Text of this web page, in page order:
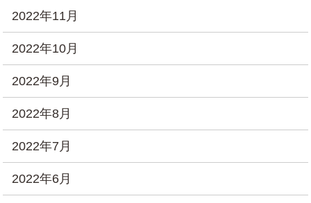
2022年11月
2022年10月
2022年9月
2022年8月
2022年7月
2022年6月